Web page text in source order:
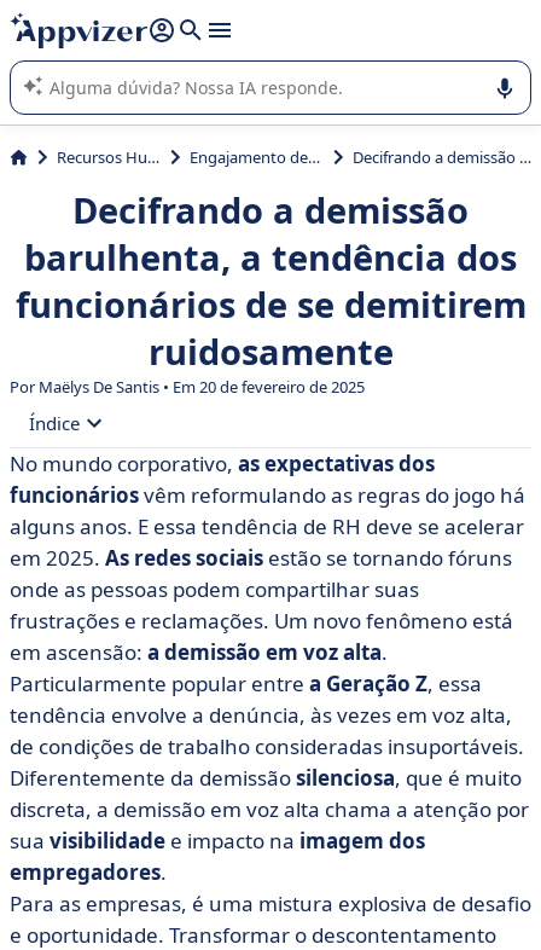
de nossa IA (várias linhas com
A IA do Appvizer o orienta no uso ou na seleção de software
SaaS para sua empresa.
Recursos Humanos (RH) Engajamento de colaboradores Decifrando a demissão barulhenta, a tendência dos funcionários de se demitirem ruidosamente
Decifrando a demissão
barulhenta, a tendência dos
funcionários de se demitirem
ruidosamente
PorMaëlys De Santis • Em 20 de fevereiro de 2025
Índice
• O que é demissão em voz alta?
• Quais são as consequências para o funcionário e para
a empresa?
• Quais são os 5 sinais de que um funcionário está se
demitindo em alta velocidade?
• Como isso pode ser evitado? 5 estratégias para
aumentar o comprometimento dos funcionários
• 5- Repense sua política geral de RH
• E se a demissão em voz alta fosse benéfica para uma
empresa?
No mundo corporativo, as expectativas dos
funcionáriosvêm reformulando as regras do jogo há
alguns anos. E essa tendência de RH deve se acelerar
em 2025. As redes sociais estão se tornando fóruns
onde as pessoas podem compartilhar suas
frustrações e reclamações. Um novo fenômeno está
em ascensão: a demissão em voz alta.
Particularmente popular entre a Geração Z, essa
tendência envolve a denúncia, às vezes em voz alta,
de condições de trabalho consideradas insuportáveis.
Diferentemente da demissãosilenciosa, que é muito
discreta, a demissão em voz alta chama a atenção por
sua visibilidade e impacto na imagem dos
empregadores.
Para as empresas, é uma mistura explosiva de desafio
e oportunidade. Transformar o descontentamento